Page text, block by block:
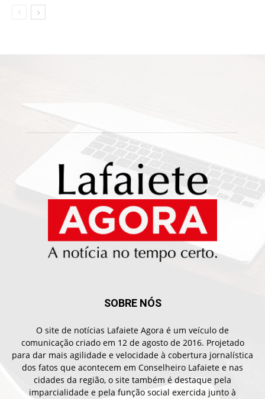
SOBRE NÓS
O site de notícias Lafaiete Agora é um veículo de
comunicação criado em 12 de agosto de 2016. Projetado
para dar mais agilidade e velocidade à cobertura jornalística
dos fatos que acontecem em Conselheiro Lafaiete e nas
cidades da região, o site também é destaque pela
imparcialidade e pela função social exercida junto à